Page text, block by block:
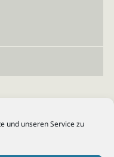
und unseren Service zu